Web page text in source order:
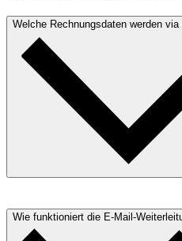
Welche Rechnungsdaten werden
Betrag, Fälligkeitsdatum,
Mehrwertsteuer und Währung. Es
Wie funktioniert die E-Mail-